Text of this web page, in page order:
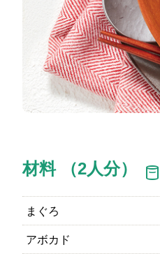
材料 （2人分）
まぐろ
アボカド